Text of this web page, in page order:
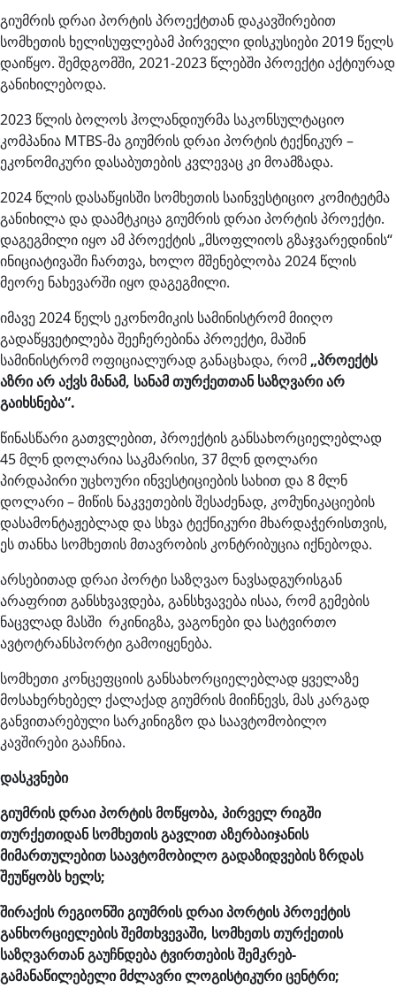
გიუმრის დრაი პორტის პროექტთან დაკავშირებით
სომხეთის ხელისუფლებამ პირველი დისკუსიები 2019 წელს
დაიწყო. შემდგომში, 2021-2023 წლებში პროექტი აქტიურად
განიხილებოდა.
2023 წლის ბოლოს ჰოლანდიურმა საკონსულტაციო
კომპანია MTBS-მა გიუმრის დრაი პორტის ტექნიკურ –
ეკონომიკური დასაბუთების კვლევაც კი მოამზადა.
2024 წლის დასაწყისში სომხეთის საინვესტიციო კომიტეტმა
განიხილა და დაამტკიცა გიუმრის დრაი პორტის პროექტი.
დაგეგმილი იყო ამ პროექტის „მსოფლიოს გზაჯვარედინის“
ინიციატივაში ჩართვა, ხოლო მშენებლობა 2024 წლის
მეორე ნახევარში იყო დაგეგმილი.
იმავე 2024 წელს ეკონომიკის სამინისტრომ მიიღო
გადაწყვეტილება შეეჩერებინა პროექტი, მაშინ
სამინისტრომ ოფიციალურად განაცხადა, რომ „პროექტს
აზრი არ აქვს მანამ, სანამ თურქეთთან საზღვარი არ
გაიხსნება“.
წინასწარი გათვლებით, პროექტის განსახორციელებლად
45 მლნ დოლარია საკმარისი, 37 მლნ დოლარი
პირდაპირი უცხოური ინვესტიციების სახით და 8 მლნ
დოლარი – მიწის ნაკვეთების შესაძენად, კომუნიკაციების
დასამონტაჟებლად და სხვა ტექნიკური მხარდაჭერისთვის,
ეს თანხა სომხეთის მთავრობის კონტრიბუცია იქნებოდა.
არსებითად დრაი პორტი საზღვაო ნავსადგურისგან
არაფრით განსხვავდება, განსხვავება ისაა, რომ გემების
ნაცვლად მასში რკინიგზა, ვაგონები და სატვირთო
ავტოტრანსპორტი გამოიყენება.
სომხეთი კონცეფციის განსახორციელებლად ყველაზე
მოსახერხებელ ქალაქად გიუმრის მიიჩნევს, მას კარგად
განვითარებული სარკინიგზო და საავტომობილო
კავშირები გააჩნია.
დასკვნები
გიუმრის დრაი პორტის მოწყობა, პირველ რიგში
თურქეთიდან სომხეთის გავლით აზერბაიჯანის
მიმართულებით საავტომობილო გადაზიდვების ზრდას
შეუწყობს ხელს;
შირაქის რეგიონში გიუმრის დრაი პორტის პროექტის
განხორციელების შემთხვევაში, სომხეთს თურქეთის
საზღვართან გაუჩნდება ტვირთების შემკრებ-
გამანაწილებელი მძლავრი ლოგისტიკური ცენტრი;